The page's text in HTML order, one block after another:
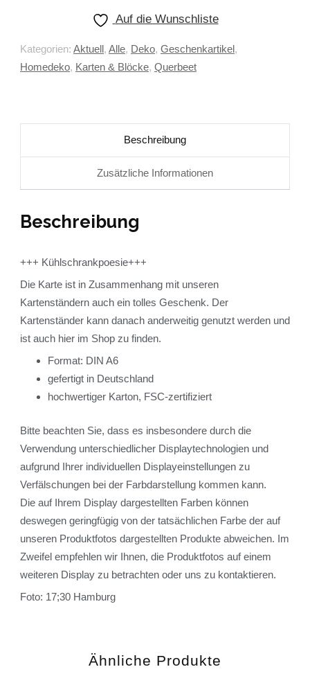
Auf die Wunschliste
Kategorien: Aktuell, Alle, Deko, Geschenkartikel,
Homedeko, Karten & Blöcke, Querbeet
Beschreibung
Zusätzliche Informationen
Beschreibung
+++ Kühlschrankpoesie+++
Die Karte ist in Zusammenhang mit unseren
Kartenständern auch ein tolles Geschenk. Der
Kartenständer kann danach anderweitig genutzt werden und
ist auch hier im Shop zu finden.
Format: DIN A6
gefertigt in Deutschland
hochwertiger Karton, FSC-zertifiziert
Bitte beachten Sie, dass es insbesondere durch die
Verwendung unterschiedlicher Displaytechnologien und
aufgrund Ihrer individuellen Displayeinstellungen zu
Verfälschungen bei der Farbdarstellung kommen kann.
Die auf Ihrem Display dargestellten Farben können
deswegen geringfügig von der tatsächlichen Farbe der auf
unseren Produktfotos dargestellten Produkte abweichen. Im
Zweifel empfehlen wir Ihnen, die Produktfotos auf einem
weiteren Display zu betrachten oder uns zu kontaktieren.
Foto: 17;30 Hamburg
Ähnliche Produkte